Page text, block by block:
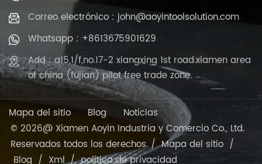
Correo electrónico : john@aoyintoolsolution.com
Whatsapp : +8613675901629
Add : a15,1/f,no.17-2 xiangxing 1st road.xiamen area
of china (fujian) pilot free trade zone.
Mapa del sitio Blog
Noticias
© 2026@ Xiamen Aoyin Industria y Comercio Co., Ltd.
Reservados todos los derechos. /Mapa del sitio /
Blog / Xml/política de privacidad